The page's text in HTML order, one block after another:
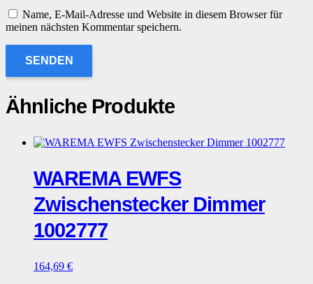
Name, E-Mail-Adresse und Website in diesem Browser für
meinen nächsten Kommentar speichern.
Ähnliche Produkte
WAREMA EWFS
Zwischenstecker Dimmer
1002777
164,69 €